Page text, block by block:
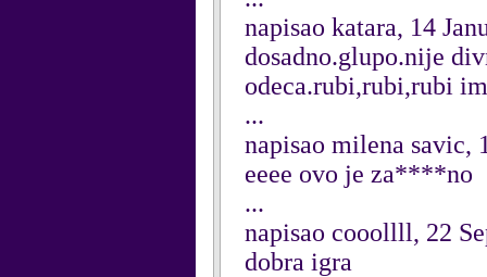
napisao katara, 14
dosadno.glupo.nije
odeca.rubi,rubi,rubi
...
napisao milena savic,
eeee ovo je za****no
...
napisao cooollll, 22
dobra igra